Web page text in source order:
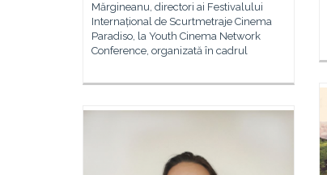
Mărgineanu, directori ai Festivalului
Internațional de Scurtmetraje Cinema
Paradiso, la Youth Cinema Network
Conference, organizată în cadrul